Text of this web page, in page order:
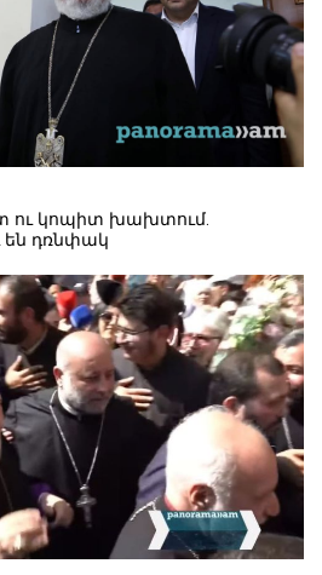
ու կոպիտ խախտում.
դռնփակ